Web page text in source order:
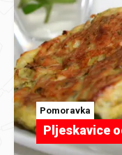
Pomoravka
Pljeskavice